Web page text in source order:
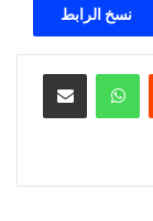
نسخ الرابط
واتساب